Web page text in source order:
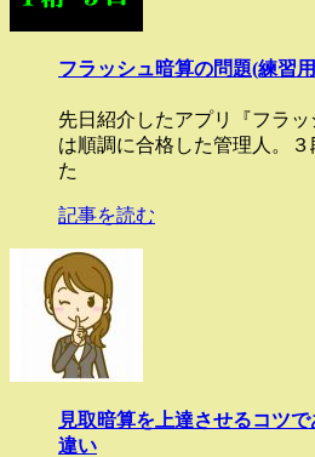
フラッシュ暗算の問題(練習
先日紹介したアプリ『フラ
は順調に合格した管理人。
た
記事を読む
見取暗算を上達させるコツ
違い